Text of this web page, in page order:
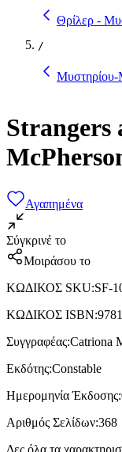
Θρίλερ -
/
Μυστηρίου-
Strangers
Αγαπημένα
Σύγκρινέ το
Μοιράσου το
ΚΩΔΙΚΟΣ SKU:SF-
ΚΩΔΙΚΟΣ ISBN:
Συγγραφέας:Catriona
Εκδότης:Constable
Ημερομηνία Έκδοσης:
Αριθμός Σελίδων:368
Δες όλα τα